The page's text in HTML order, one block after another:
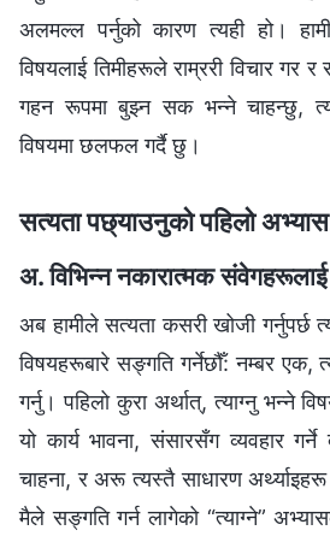
अलमल्‍ल पर्नुको कारण त्यही हो।
विषयलाई तिमीहरूले राम्ररी विचार गर
गहन रूपमा बुझ्‍न सक भन्‍ने चाहन्छु,
विषयमा छलफल गर्दै छु।
सत्यता पछ्याउनुको पहिलो
अ. विभिन्‍न नकारात्मक संवेगहरूलाई
अब हामीले सत्यता कसरी खोजी गर्नुपर्छ
विषयहरूबारे सङ्गति गर्नेछौँ: नम्‍बर एक,
गर्नु। पहिलो कुरा अर्थात्, त्याग्‍नु भन्‍ने
यो कार्य भावना, संसारसँग व्यवहार
चाहना, र अरू त्यस्तै साधारण
मैले सङ्गति गर्न लागेको “त्याग्‍ने”